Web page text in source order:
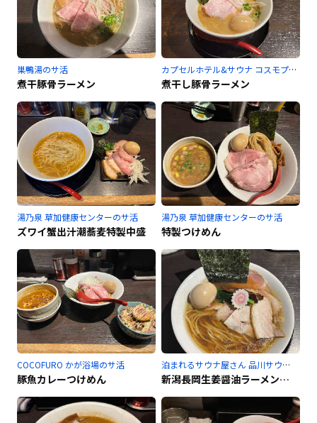
巣鴨湯のサ活
煮干豚骨ラーメン
カプセルホテル&サウナ コスモプラザ赤羽のサ活
煮干し豚骨ラーメン
湯乃泉 草加健康センターのサ活
ズワイ蟹出汁潮蕎麦特製中盛
湯乃泉 草加健康センターのサ活
特製つけめん
COCOFURO かが浴場のサ活
豚魚カレーつけめん
泊まれるサウナ屋さん 品川サウナのサ活
新潟長岡生姜醤油ラーメン鶏豚魚介出汁ver.特製